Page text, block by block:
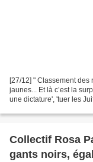
[27/12] " Classement des
jaunes... Et là c’est la
une dictature', 'tuer les
Collectif Rosa
gants noirs,